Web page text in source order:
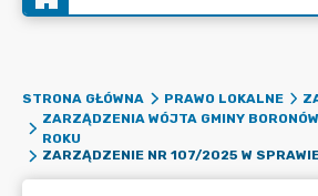
STRONA GŁÓWNA PRAWO LOKALNE
ZARZĄDZENIA WÓJTA GMINY
ROKU